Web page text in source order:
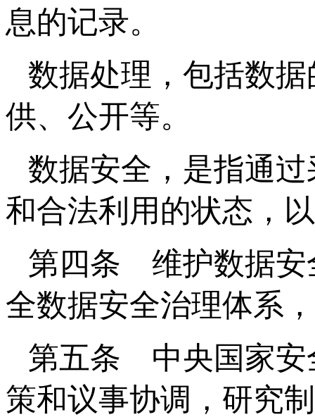
息的记录。
数据处理，包括数
供、公开等。
数据安全，是指通
和合法利用的状态，
第四条 维护数据安
全数据安全治理体系
第五条 中央国家安
策和议事协调，研究